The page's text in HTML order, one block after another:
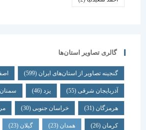
گالری تصاویر استان‌ها
گنجینه تصاویر از استان‌های ایران(599) اصفهان (59)
آذربایجان شرقی(55) یزد سمنان (39)
هرمزگان(31) خراسان جنوبی(30) مرکزی (26)
همدان گیلان قزوین